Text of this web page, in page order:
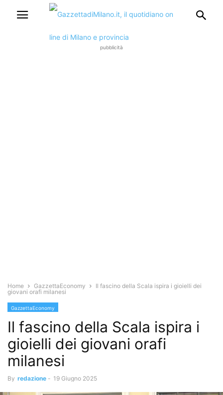
pubblicità
Home GazzettaEconomy
Il fascino della Scala ispira i gioielli dei
giovani orafi milanesi
GazzettaEconomy
Il fascino della Scala ispira i
gioielli dei giovani orafi
milanesi
By redazione - 19 Giugno 2025